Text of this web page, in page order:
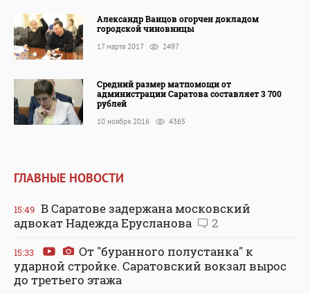
Александр Ванцов огорчен докладом
городской чиновницы
17 марта 2017 2497
Средний размер матпомощи от
администрации Саратова составляет 3 700
рублей
10 ноября 2016 4365
ГЛАВНЫЕ НОВОСТИ
15:49 В Саратове задержана московский
адвокат Надежда Ерусланова
2
15:33
От "буранного полустанка" к
ударной стройке. Саратовский вокзал вырос
до третьего этажа